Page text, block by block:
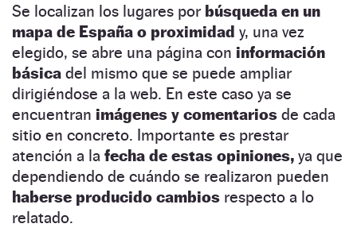
Se localizan los lugares por búsqueda en un
mapa de España o proximidad y, una vez
elegido, se abre una página con información
básica del mismo que se puede ampliar
dirigiéndose a la web. En este caso ya se
encuentran imágenes y comentarios de cada
sitio en concreto. Importante es prestar
atención a la fecha de estas opiniones, ya que
dependiendo de cuándo se realizaron pueden
haberse producido cambios respecto a lo
relatado.